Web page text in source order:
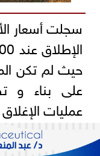
سجلت أسعار
حيث لم تكن
على بناء و
عمليات